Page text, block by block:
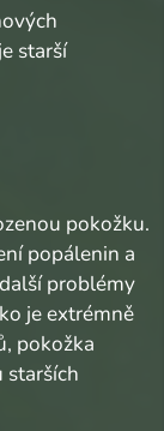
starší
pokožku.
popálenin a
problémy
je extrémně
pokožka
starších